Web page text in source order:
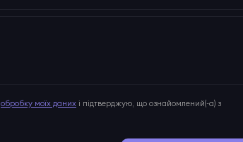
обробку моїх даних і підтверджую, що ознайомлений(-а) з